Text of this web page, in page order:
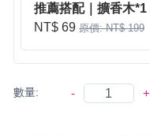
推薦搭配｜擴香木*1
NT$ 69 原價: NT$ 199
數量: - +